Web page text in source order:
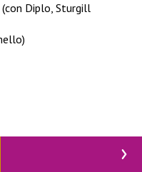
(con Diplo, Sturgill